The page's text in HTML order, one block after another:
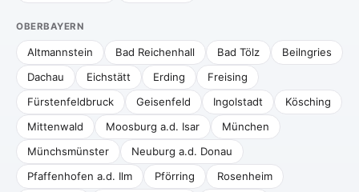
OBERBAYERN
Altmannstein Bad Reichenhall Bad Tölz
Beilngries
Dachau
Eichstätt Erding
Freising
Fürstenfeldbruck
Geisenfeld Ingolstadt
Kösching
Mittenwald
Moosburg a.d. Isar
München
Münchsmünster
Neuburg a.d. Donau
Pfaffenhofen a.d. Ilm
Pförring
Rosenheim